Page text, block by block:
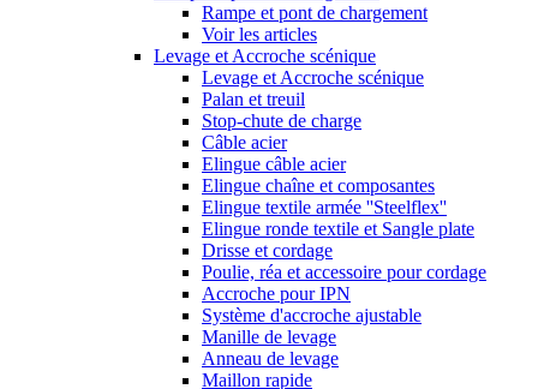
Rampe et pont de chargement
Voir les articles
Levage et Accroche scénique
Levage et Accroche scénique
Palan et treuil
Stop-chute de charge
Câble acier
Elingue câble acier
Elingue chaîne et composantes
Elingue textile armée ''Steelflex''
Elingue ronde textile et Sangle plate
Drisse et cordage
Poulie, réa et accessoire pour cordage
Accroche pour IPN
Système d'accroche ajustable
Manille de levage
Anneau de levage
Maillon rapide